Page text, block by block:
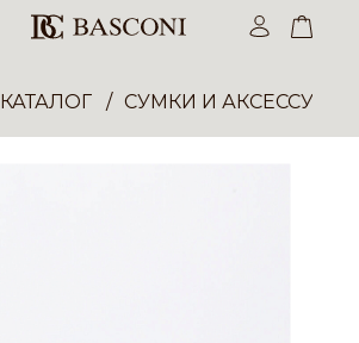
КАТАЛОГ СУМКИ И